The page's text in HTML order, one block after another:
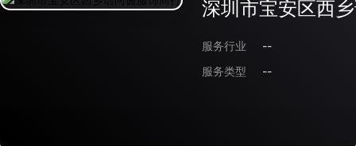
深圳市宝安区西
服务行业
--
服务类型
--